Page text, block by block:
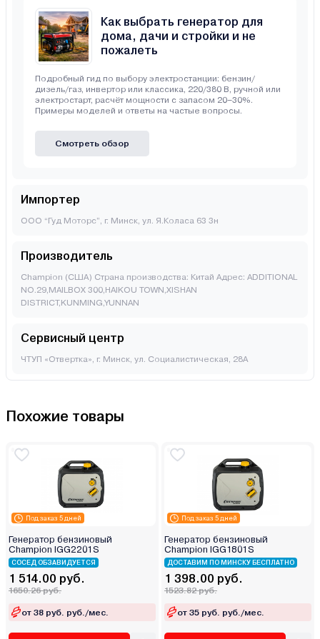
Как выбрать генератор для
дома, дачи и стройки и не
пожалеть
Подробный гид по выбору электростанции: бензин/
дизель/газ, инвертор или классика, 220/380 В, ручной или
электростарт, расчёт мощности с запасом 20–30%.
Примеры моделей и ответы на частые вопросы.
Смотреть обзор
Импортер
ООО “Гуд Моторс”, г. Минск, ул. Я.Коласа 63 3н
Производитель
Champion (США) Страна производства: Китай Адрес: ADDITIONAL
NO.29,MAILBOX 300,HAIKOU TOWN,XISHAN
DISTRICT,KUNMING,YUNNAN
Сервисный центр
ЧТУП «Отвертка», г. Минск, ул. Социалистическая, 28А
Похожие товары
Под заказ 5 дней
Генератор бензиновый
Champion IGG2201S
СОСЕД ОБЗАВИДУЕТСЯ
1 514.00 руб.
1650.26 руб.
от 38 руб. руб./мес.
Под заказ 5 дней
Генератор бензиновый
Champion IGG1801S
ДОСТАВИМ ПО МИНСКУ БЕСПЛАТНО
1 398.00 руб.
1523.82 руб.
от 35 руб. руб./мес.